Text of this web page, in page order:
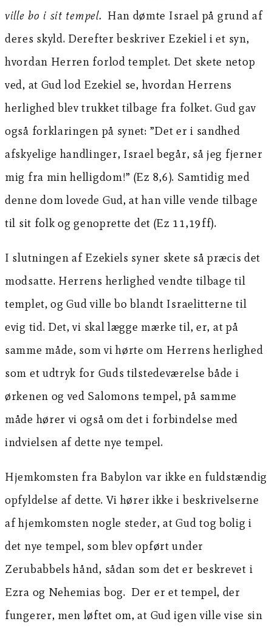
ville bo i sit tempel. Han dømte Israel på grund af
deres skyld. Derefter beskriver Ezekiel i et syn,
hvordan Herren forlod templet. Det skete netop
ved, at Gud lod Ezekiel se, hvordan Herrens
herlighed blev trukket tilbage fra folket. Gud gav
også forklaringen på synet: ”Det er i sandhed
afskyelige handlinger, Israel begår, så jeg fjerner
mig fra min helligdom!” (Ez 8,6). Samtidig med
denne dom lovede Gud, at han ville vende tilbage
til sit folk og genoprette det (Ez 11,19ff).
I slutningen af Ezekiels syner skete så præcis det
modsatte. Herrens herlighed vendte tilbage til
templet, og Gud ville bo blandt Israelitterne til
evig tid. Det, vi skal lægge mærke til, er, at på
samme måde, som vi hørte om Herrens herlighed
som et udtryk for Guds tilstedeværelse både i
ørkenen og ved Salomons tempel, på samme
måde hører vi også om det i forbindelse med
indvielsen af dette nye tempel.
Hjemkomsten fra Babylon var ikke en fuldstændig
opfyldelse af dette. Vi hører ikke i beskrivelserne
af hjemkomsten nogle steder, at Gud tog bolig i
det nye tempel, som blev opført under
Zerubabbels hånd, sådan som det er beskrevet i
Ezra og Nehemias bog. Der er et tempel, der
fungerer, men løftet om, at Gud igen ville vise sin